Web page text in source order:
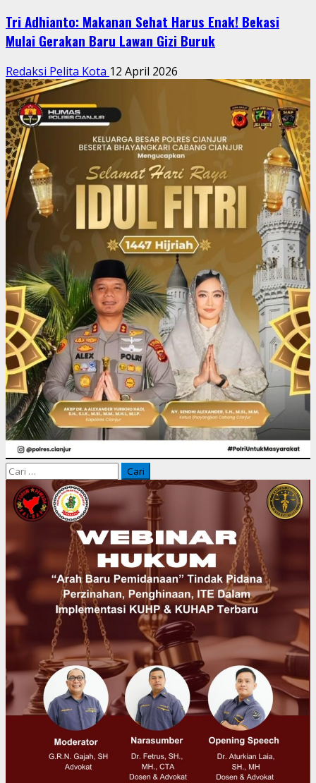
Tri Adhianto: Makanan Sehat Harus Enak! Bekasi
Mulai Gerakan Baru Lawan Gizi Buruk
Redaksi Pelita Kota 12 April 2026
Cari
untuk: